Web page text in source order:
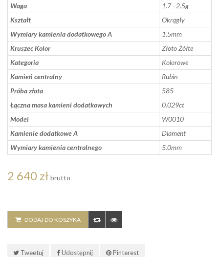
Waga
1.7 - 2.5g
Kształt
Okrągły
Wymiary kamienia dodatkowego A
1.5mm
Kruszec Kolor
Złoto Żółte
Kategoria
Kolorowe
Kamień centralny
Rubin
Próba złota
585
Łączna masa kamieni dodatkowych
0.029ct
Model
W0010
Kamienie dodatkowe A
Diament
Wymiary kamienia centralnego
5.0mm
2 640 zł brutto
DODAJ DO KOSZYKA
Tweetuj Udostępnij Pinterest